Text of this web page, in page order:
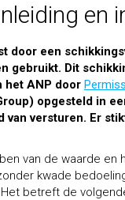
en
door een
gebruikt. Dit
het ANP door
opgesteld in
versturen. Er
van de waarde en
kwade
betreft de